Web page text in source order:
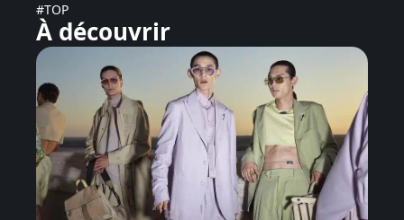
#TOP
À découvrir